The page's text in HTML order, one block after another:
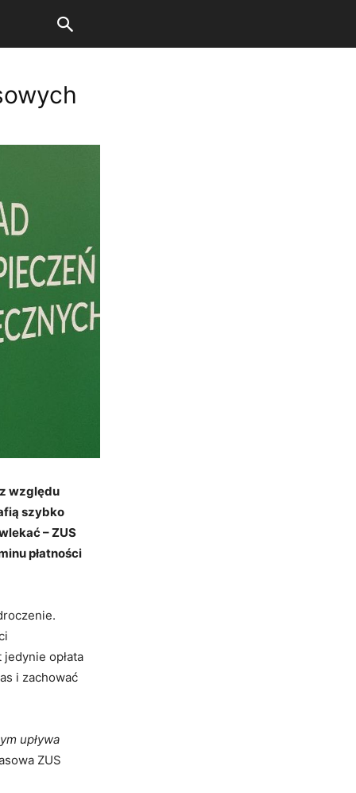
względu
szybko
– ZUS
płatności
opłata
i zachować
upływa
ZUS